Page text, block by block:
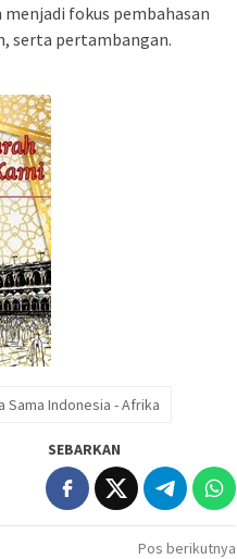
fokus pembahasan
serta pertambangan.
Sama Indonesia - Afrika
SEBARKAN
Pos berikutnya